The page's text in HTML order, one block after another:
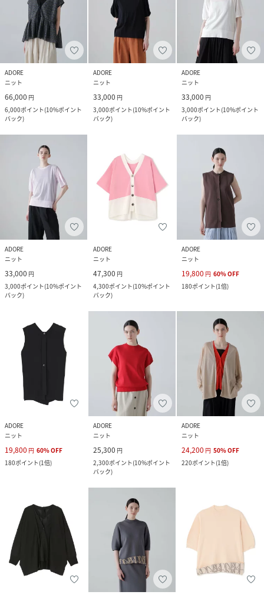
ADORE
ニット
66,000 円
6,000ポイント(10%ポイント
バック)
ADORE
ニット
33,000 円
3,000ポイント(10%ポイント
バック)
ADORE
ニット
33,000 円
3,000ポイント(10%ポイント
バック)
ADORE
ニット
33,000 円
3,000ポイント(10%ポイント
バック)
ADORE
ニット
47,300 円
4,300ポイント(10%ポイント
バック)
ADORE
ニット
19,800 円 60%OFF
180ポイント(1倍)
ADORE
ニット
19,800 円 60%OFF
180ポイント(1倍)
ADORE
ニット
25,300 円
2,300ポイント(10%ポイント
バック)
ADORE
ニット
24,200 円 50%OFF
220ポイント(1倍)